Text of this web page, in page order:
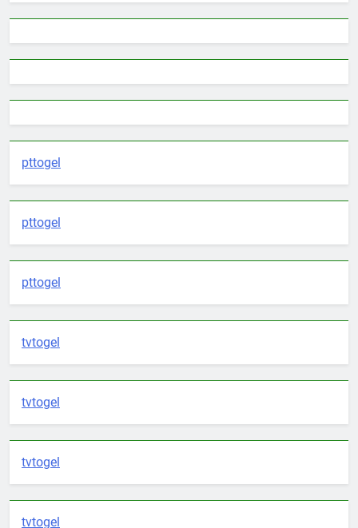
pttogel
pttogel
pttogel
tvtogel
tvtogel
tvtogel
tvtogel